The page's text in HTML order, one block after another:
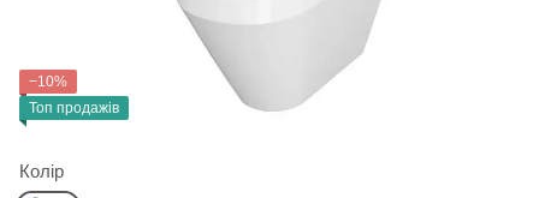
−10%
Топ продажів
Колір